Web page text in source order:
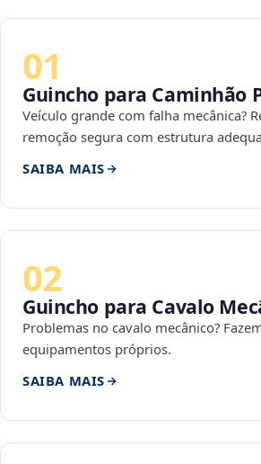
01
Guincho para Caminhão
Veículo grande com falha mecânica?
remoção segura com estrutura
SAIBA MAIS
02
Guincho para Cavalo
Problemas no cavalo mecânico?
equipamentos próprios.
SAIBA MAIS